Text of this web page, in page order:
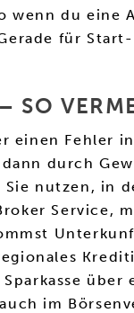
wenn du
für
SO
einen Fehler
durch
nutzen, in
Service,
im